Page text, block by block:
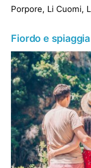
Porpore, Li Cuomi,
Fiordo e